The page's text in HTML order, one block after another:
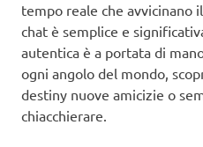
tempo reale che avvicinano
chat è semplice e
autentica è a portata di
ogni angolo del mondo,
destiny nuove amicizie o
chiacchierare.